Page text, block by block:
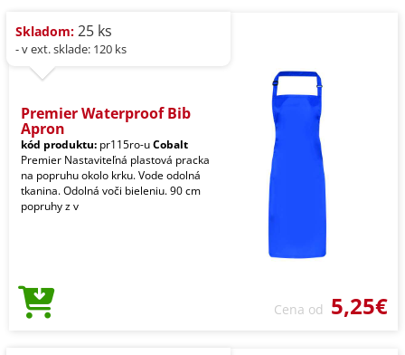
Skladom: 25 ks
- v ext. sklade: 120 ks
Premier Waterproof Bib
Apron
kód produktu: pr115ro-uCobalt
Premier Nastaviteľná plastová pracka
na popruhu okolo krku. Vode odolná
tkanina. Odolná voči bieleniu. 90 cm
popruhy z v
Cena od 5,25€